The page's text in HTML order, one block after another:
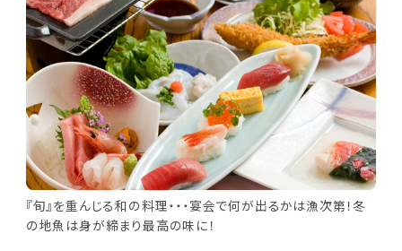
『旬』を重んじる和の料理・・・宴会で何が出るかは漁次第！冬
の地魚は身が締まり最高の味に！